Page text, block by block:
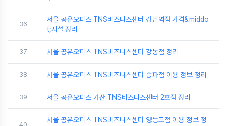
36
서울 공유오피스 TNS비즈니스센터 강남역점 가격&middo
t;시설 정리
37 서울 공유오피스 TNS비즈니스센터 강동점 정리
38 서울 공유오피스 TNS비즈니스센터 송파점 이용 정보 정리
39 서울 공유오피스 가산 TNS비즈니스센터 2호점 정리
서울 공유오피스 TNS비즈니스센터 영등포점 이용 정보 정